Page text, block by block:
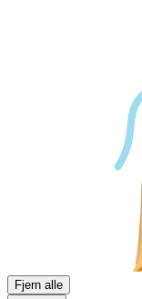
Fjern alle